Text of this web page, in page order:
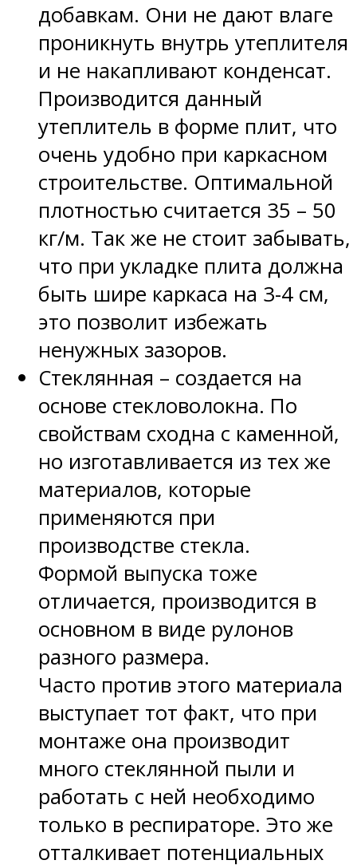
добавкам. Они не дают влаге
проникнуть внутрь утеплителя
и не накапливают конденсат.
Производится данный
утеплитель в форме плит, что
очень удобно при каркасном
строительстве. Оптимальной
плотностью считается 35 – 50
кг/м. Так же не стоит забывать,
что при укладке плита должна
быть шире каркаса на 3-4 см,
это позволит избежать
ненужных зазоров.
Стеклянная – создается на
основе стекловолокна. По
свойствам сходна с каменной,
но изготавливается из тех же
материалов, которые
применяются при
производстве стекла.
Формой выпуска тоже
отличается, производится в
основном в виде рулонов
разного размера.
Часто против этого материала
выступает тот факт, что при
монтаже она производит
много стеклянной пыли и
работать с ней необходимо
только в респираторе. Это же
отталкивает потенциальных